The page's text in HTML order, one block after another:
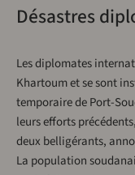
Désastres
Les diplomates
Khartoum et se sont
temporaire de Port-
leurs efforts
deux belligérants,
La population